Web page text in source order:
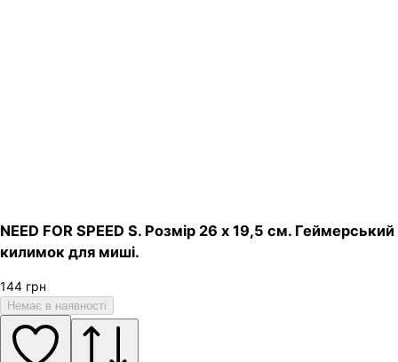
NEED FOR SPEED S. Розмір 26 х 19,5 см. Геймерський
килимок для миші.
144 грн
Немає в наявності